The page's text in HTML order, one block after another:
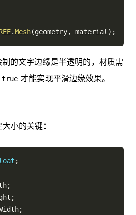
.Mesh(geometry, material ) ;
制的文字边缘是半透明的，材质需
true 才能实现平滑边缘效果。
小的关键：
;
;
;
;